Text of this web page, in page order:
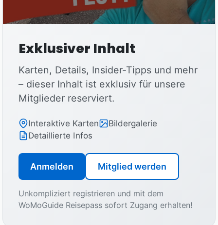
Exklusiver Inhalt
Karten, Details, Insider-Tipps und mehr
– dieser Inhalt ist exklusiv für unsere
Mitglieder reserviert.
Interaktive Karten
Bildergalerie
Detaillierte Infos
Anmelden Mitglied werden
Unkompliziert registrieren und mit dem
WoMoGuide Reisepass sofort Zugang erhalten!